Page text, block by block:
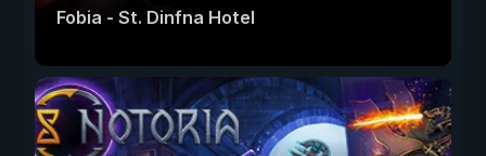
Fobia - St. Dinfna Hotel